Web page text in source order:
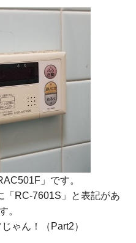
」 です。
「RC-7601S」
と表記があ
。
ゃん！（Part2）